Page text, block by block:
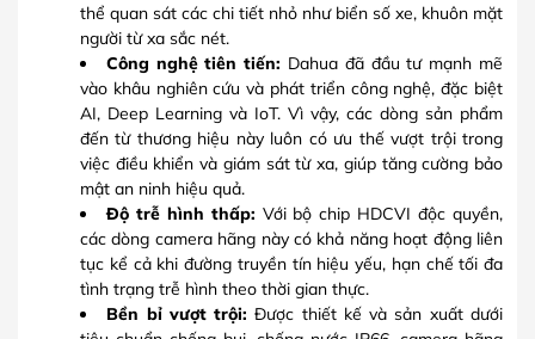
thể quan sát các chi tiết nhỏ như biển số xe, khuôn mặt
người từ xa sắc nét.
Công nghệ tiên tiến: Dahua đã đầu tư mạnh mẽ
vào khâu nghiên cứu và phát triển công nghệ, đặc biệt
AI, Deep Learning và IoT. Vì vậy, các dòng sản phẩm
đến từ thương hiệu này luôn có ưu thế vượt trội trong
việc điều khiển và giám sát từ xa, giúp tăng cường bảo
mật an ninh hiệu quả.
Độ trễ hình thấp: Với bộ chip HDCVI độc quyền,
các dòng camera hãng này có khả năng hoạt động liên
tục kể cả khi đường truyền tín hiệu yếu, hạn chế tối đa
tình trạng trễ hình theo thời gian thực.
Bền bỉ vượt trội: Được thiết kế và sản xuất dưới